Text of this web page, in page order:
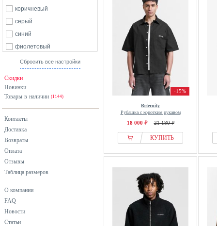
коричневый
серый
синий
фиолетовый
черный
Сбросить все настройки
Скидки
Новинки
Товары в наличии (1144)
Контакты
Доставка
Возвраты
Оплата
Отзывы
Таблица размеров
О компании
FAQ
Новости
Статьи
-15%
Reternity
Рубашка с коротким рукавом
18 000 ₽ 21 180 ₽
КУПИТЬ